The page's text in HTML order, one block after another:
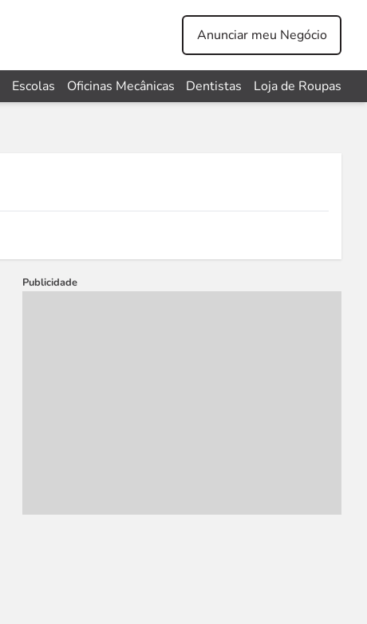
Anunciar meu Negócio
Escolas Oficinas Mecânicas Dentistas Loja de Roupas
Publicidade